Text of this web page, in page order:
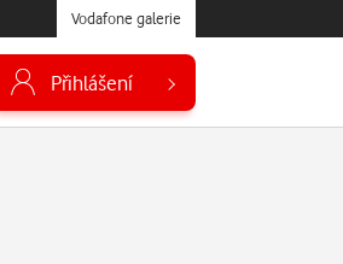
Vodafone galerie
Přihlášení